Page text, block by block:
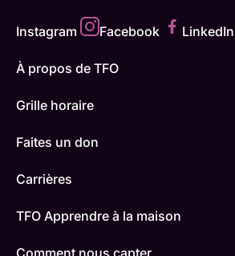
Instagram Facebook LinkedIn
À propos de TFO
Grille horaire
Faites un don
Carrières
TFO Apprendre à la maison